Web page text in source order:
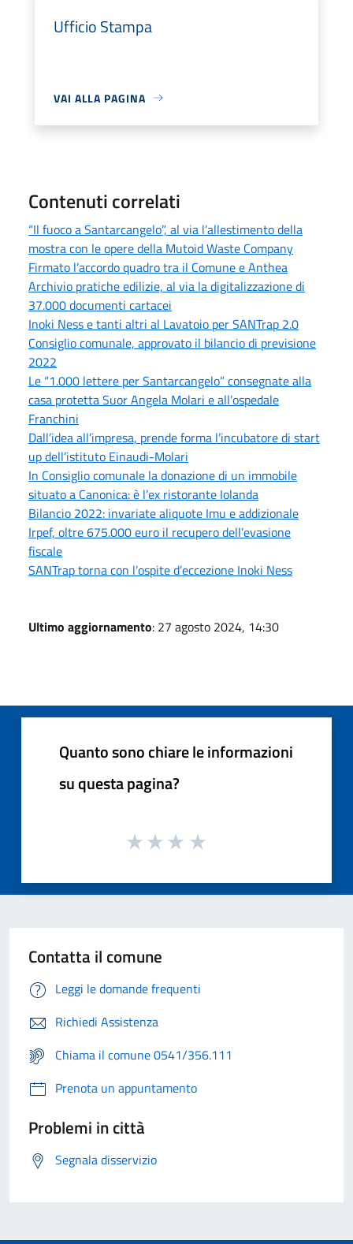
Ufficio Stampa
VAI ALLA PAGINA
Contenuti correlati
“Il fuoco a Santarcangelo”, al via l’allestimento della
mostra con le opere della Mutoid Waste Company
Firmato l’accordo quadro tra il Comune e Anthea
Archivio pratiche edilizie, al via la digitalizzazione di
37.000 documenti cartacei
Inoki Ness e tanti altri al Lavatoio per SANTrap 2.0
Consiglio comunale, approvato il bilancio di previsione
2022
Le “1.000 lettere per Santarcangelo” consegnate alla
casa protetta Suor Angela Molari e all’ospedale
Franchini
Dall’idea all’impresa, prende forma l’incubatore di start
up dell’istituto Einaudi-Molari
In Consiglio comunale la donazione di un immobile
situato a Canonica: è l’ex ristorante Iolanda
Bilancio 2022: invariate aliquote Imu e addizionale
Irpef, oltre 675.000 euro il recupero dell’evasione
fiscale
SANTrap torna con l’ospite d’eccezione Inoki Ness
Ultimo aggiornamento: 27 agosto 2024, 14:30
Quanto sono chiare le informazioni
su questa pagina?
Contatta il comune
Leggi le domande frequenti
Richiedi Assistenza
Chiama il comune 0541/356.111
Prenota un appuntamento
Problemi in città
Segnala disservizio